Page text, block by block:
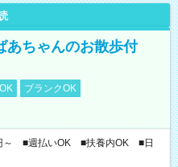
あちゃんのお散歩付
ブランクOK
～ ■週払いOK ■扶養内OK ■日